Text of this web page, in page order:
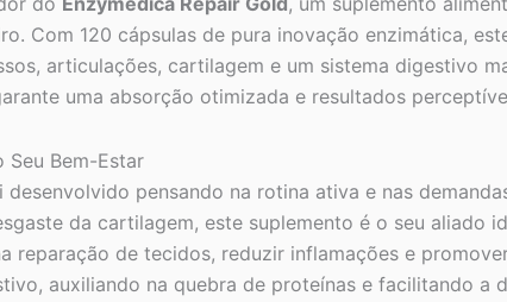
Com 120 cápsulas de pura inovação enzimática,
articulações, cartilagem e um sistema digestivo
uma absorção otimizada e resultados
Seu Bem-Estar
desenvolvido pensando na rotina ativa e nas
da cartilagem, este suplemento é o seu aliado
reparação de tecidos, reduzir inflamações e
auxiliando na quebra de proteínas e facilitando